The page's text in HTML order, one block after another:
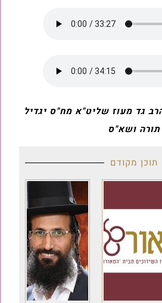
גד מעוז שליט"א מח"ס יגדיל
תורה ושא"ס
תוכן מקודם